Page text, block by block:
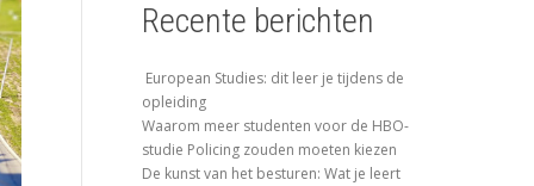
Recente berichten
European Studies: dit leer je tijdens de
opleiding
Waarom meer studenten voor de HBO-
studie Policing zouden moeten kiezen
De kunst van het besturen: Wat je leert